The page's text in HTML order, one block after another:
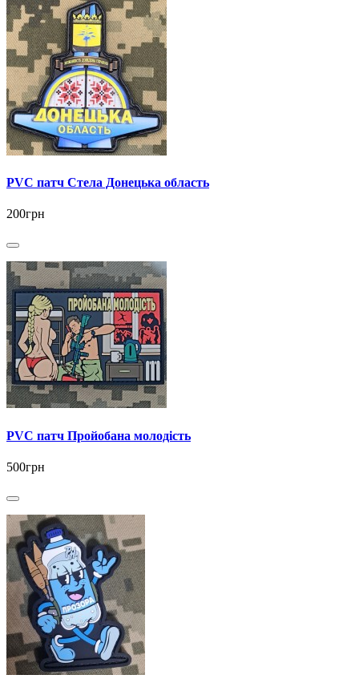
PVC патч Стела Донецька область
200грн
PVC патч Пройобана молодість
500грн